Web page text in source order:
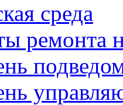
среда
ремонта